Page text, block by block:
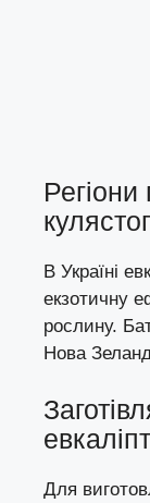
В Україні
екзотичну
рослину.
Нова
Для